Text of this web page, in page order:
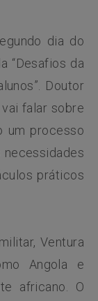
dia do
“Desafios da
Doutor
falar sobre
um processo
necessidades
práticos
Ventura
Angola e
africano. O